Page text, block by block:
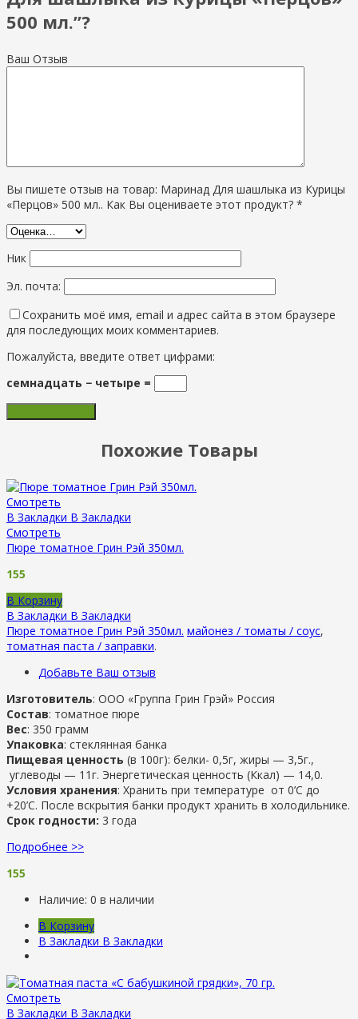
500 мл.”?
Ваш Отзыв
Вы пишете отзыв на товар: Маринад Для шашлыка из Курицы
«Перцов» 500 мл.. Как Вы оцениваете этот продукт? *
Ник
Эл. почта:
Сохранить моё имя, email и адрес сайта в этом браузере
для последующих моих комментариев.
Пожалуйста, введите ответ цифрами:
семнадцать − четыре =
Похожие Товары
Смотреть
В Закладки В Закладки
Смотреть
Пюре томатное Грин Рэй 350мл.
155
В Корзину
В Закладки В Закладки
Пюре томатное Грин Рэй 350мл. майонез / томаты / соус,
томатная паста / заправки.
Добавьте Ваш отзыв
Изготовитель: ООО «Группа Грин Грэй» Россия
Состав: томатное пюре
Вес: 350 грамм
Упаковка: стеклянная банка
Пищевая ценность (в 100г): белки- 0,5г, жиры — 3,5г.,
углеводы — 11г. Энергетическая ценность (Ккал) — 14,0.
Условия хранения: Хранить при температуре от 0’C до
+20’C. После вскрытия банки продукт хранить в холодильнике.
Срок годности: 3 года
Подробнее >>
155
Наличие: 0 в наличии
В Корзину
В Закладки В Закладки
Смотреть
В Закладки В Закладки